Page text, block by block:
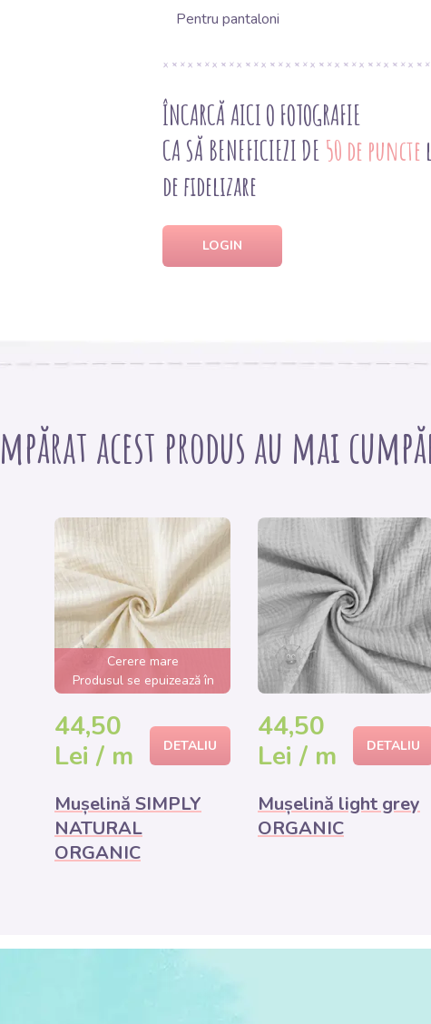
Pentru pantaloni
ÎNCARCĂ AICI O FOTOGRAFIE
CA SĂ BENEFICIEZI DE 50 de puncte
de fidelizare
LOGIN
acest produs au mai
Cerere mare
Produsul se epuizează în
câteva ore
44,50
Lei / m
DETALIU
Mușelină SIMPLY
NATURAL
ORGANIC
44,50
Lei / m
DETALIU
Mușelină light grey
ORGANIC